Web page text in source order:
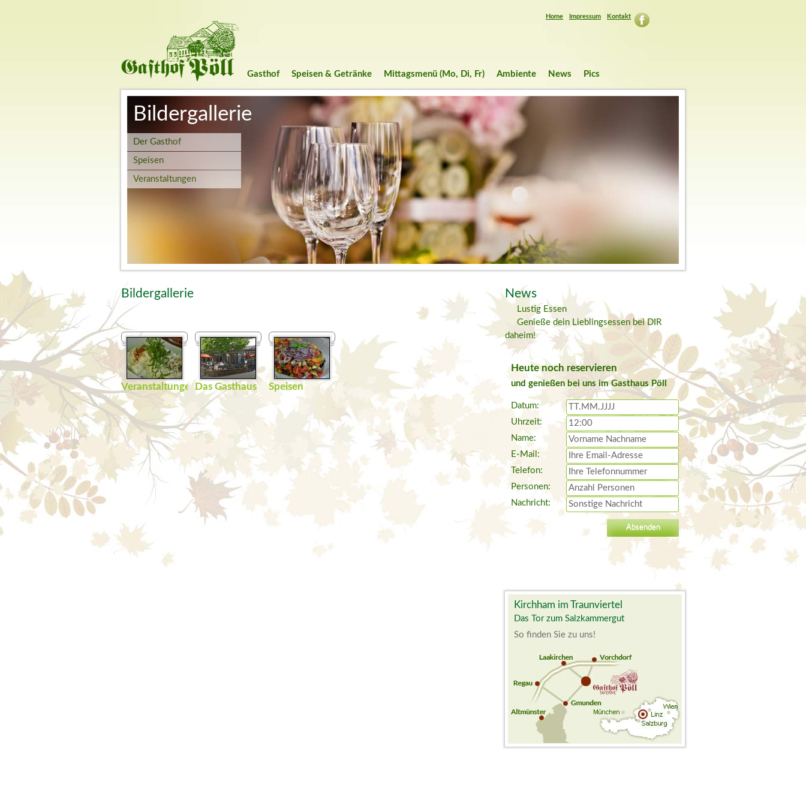
Home Impressum Kontakt
Gasthof Speisen & Getränke Mittagsmenü (Mo, Di, Fr) Ambiente News Pics
Bildergallerie
Der Gasthof
Speisen
Veranstaltungen
Bildergallerie
Veranstaltungen Das Gasthaus Speisen
News
Lustig Essen
Genieße dein Lieblingsessen bei DIR
daheim!
Heute noch reservieren
und genießen bei uns im Gasthaus Pöll
Datum:
Uhrzeit:
Name:
E-Mail:
Telefon:
Personen:
Nachricht:
Kirchham im Traunviertel
Das Tor zum Salzkammergut
So finden Sie zu uns!